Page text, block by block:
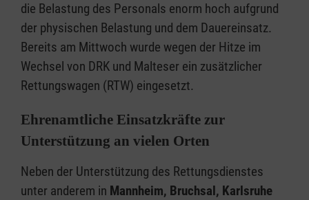
die Belastung des Personals enorm hoch aufgrund
der physischen Belastung und dem Dauereinsatz.
Bereits am Mittwoch wurde wegen der Hitze im
Wechsel von DRK und Malteser ein zusätzlicher
Rettungswagen (RTW) eingesetzt.
Ehrenamtliche Einsatzkräfte zur
Unterstützung an vielen Orten
Neben der Unterstützung des Rettungsdienstes
unter anderem in Mannheim, Bruchsal, Karlsruhe